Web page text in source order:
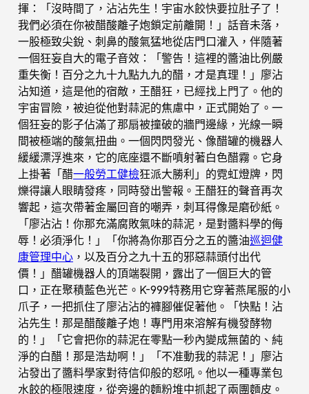
揮：「沒時間了，沾沾先生！宇宙水餃快要拉肚子了！
我們必須在你被醋酸離子炮鎖定前離開！」話音未落，
一股極致尖銳、刺鼻的酸氣猛地從店門口灌入，伴隨著
一個狂妄自大的電子音效：「警告！這裡的醬油比例嚴
重失衡！百分之九十九點九九的醋，才是真理！」廖沾
沾知道，這是他的宿敵，王醋狂，已經找上門了。他的
宇宙冒險，被迫從他對蒜泥的焦慮中，正式開始了。一
個狂妄的影子佔滿了那扇被撞破的牆門邊緣，光線一瞬
間被極端的酸氣扭曲。一個閃閃發光、像醋罐的機器人
緩緩漂浮進來，它的底座還不斷噴射著白色醋霧。它身
上掛著「醋一般勞工健檢狂派大勝利」的霓虹燈牌，閃
爍得讓人眼睛發疼，同時發出警報。王醋狂的聲音再次
響起，這次帶著金屬回音的嘲弄，刺耳得像是磨砂紙。
「廖沾沾！你那充滿腐敗氣味的蒜泥，是對醬料學的侮
辱！必須淨化！」「你將為你那百分之五的醬油巡迴健
康管理中心 ，以及百分之九十五的邪惡蒜頭付出代
價！」醋罐機器人的頂端裂開，露出了一個巨大的管
口，正在聚積藍色光芒。K-999特務用它穿著燕尾服的小
爪子，一把抓住了廖沾沾的褲腳催促著他。「快點！沾
沾先生！那是醋酸離子炮！專門用來溶解有機發酵物
的！」「它會把你的蒜泥在零點一秒內變成無菌的、純
淨的白醋！那是浩劫啊！」「不准動我的蒜泥！」廖沾
沾發出了醬料學家對待信仰般的怒吼。他以一種專業包
水餃的極限速度，從旁邊的麵粉堆中抓起了兩團麵皮。